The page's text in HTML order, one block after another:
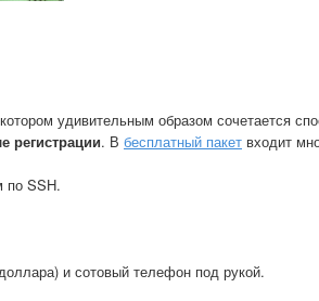
удивительным образом сочетается
регистрации. В бесплатный пакет входит
по SSH.
и сотовый телефон под рукой.